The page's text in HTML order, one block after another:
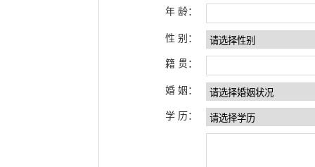
年 龄：
性 别：
籍 贯：
婚 姻：
学 历：